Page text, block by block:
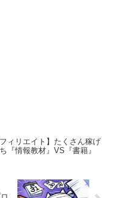
フィリエイト】たくさん稼げ
『情報教材』VS『書籍』